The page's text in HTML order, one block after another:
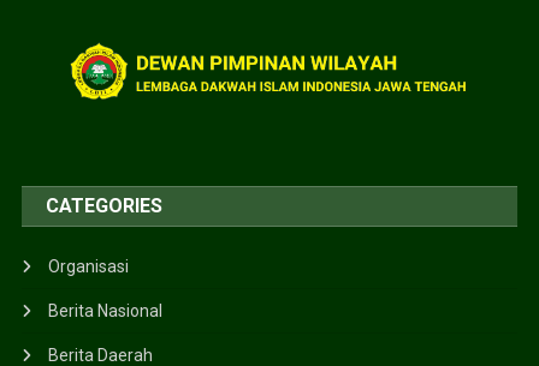
CATEGORIES
Organisasi
Berita Nasional
Berita Daerah